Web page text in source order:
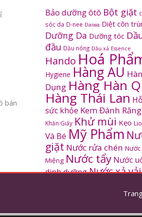
bán
Bảo dưỡng ôtô Bột giặt
sóc da D-nee Daiwa Diệt côn
Dưỡng Da Dưỡng tóc
đầu Dầu nóng Dầu xả Essence
Hando Hoá
Hygiene Hàng AU
Dụng Hàng Hàn
Hàng Thái Lan
sức khỏe Kem Đánh Răng
Khăn Giấy Khử mùi Kẹo
Và Bé Mỹ Phẩm
giặt Nước rửa chén Nước
Miệng Nước tẩy Nước
dinh dưỡngNước xả vải
Sâm Hàn Quốc